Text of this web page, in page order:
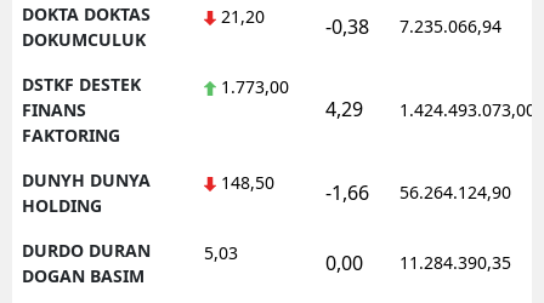
DOKTA DOKTAS
DOKUMCULUK
21,20 -0,38 7.235.066,94
DSTKF DESTEK
FINANS
FAKTORING
1.773,00
4,29 1.424.493.073,00
DUNYH DUNYA
HOLDING
148,50 -1,66 56.264.124,90
DURDO DURAN
DOGAN BASIM
5,03 0,00 11.284.390,35